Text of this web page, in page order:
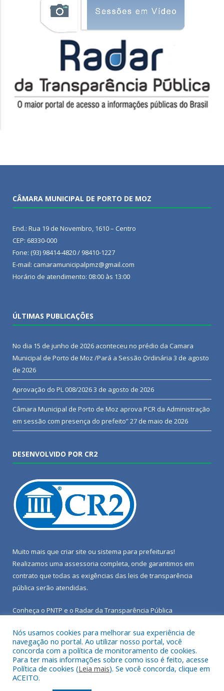
CÂMARA MUNICIPAL DE PORTO DE MOZ
End.: Rua 19 de Novembro, 1610 – Centro
CEP: 68330-000
Fone: (93) 98414-4820 / 98410-1227
E-mail: camaramunicipalpmz@gmail.com
Horário de atendimento: 08:00 às 13:00
ÚLTIMAS PUBLICAÇÕES
No dia 15 de junho de 2026 aconteceu no prédio da Camara
Municipal de Porto de Moz /Pará a Sessão Ordinária 3 de agosto
de 2026
Aprovação do PL 008/20263 de agosto de 2026
Câmara Municipal de Porto de Moz aprova PCR da Administração
em sessão com presença do prefeito”27 de maio de 2026
DESENVOLVIDO POR CR2
Muito mais que criar site ou sistema para prefeituras!
Realizamos uma assessoria completa, onde garantimos em
contrato que todas as exigências das leis de transparência
pública serão atendidas.
Conheça o PNTP e o Radar da Transparência Pública
Todos os direitos reservados a Câmara Municipal de Porto de
Moz.
Nós usamos cookies para melhorar sua experiência de
navegação no portal. Ao utilizar nosso portal, você
concorda com a política de monitoramento de cookies.
Para ter mais informações sobre como isso é feito, acesse
Política de cookies (Leia mais). Se você concorda, clique em
ACEITO.